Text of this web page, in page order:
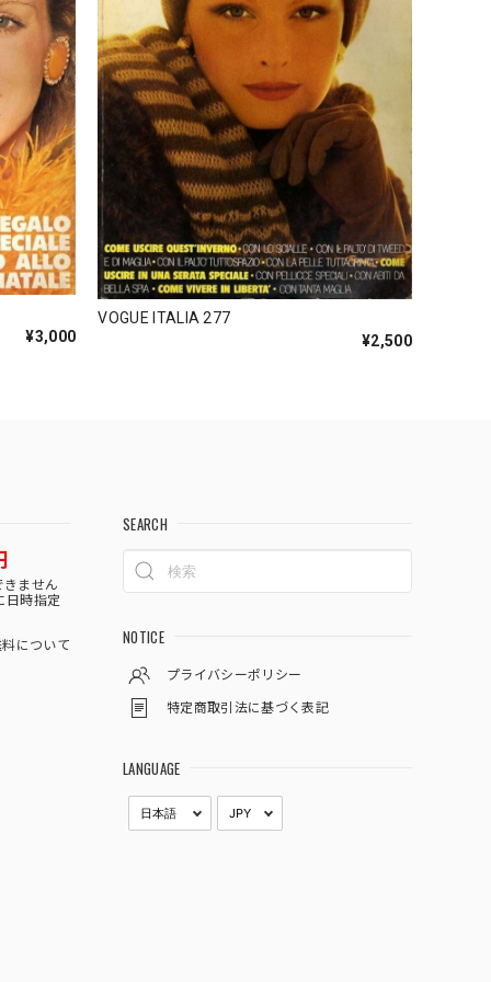
¥3,000
VOGUE ITALIA 277
¥2,500
きません
日時指定
について
SEARCH
NOTICE
プライバシーポリシー
特定商取引法に基づく表記
LANGUAGE